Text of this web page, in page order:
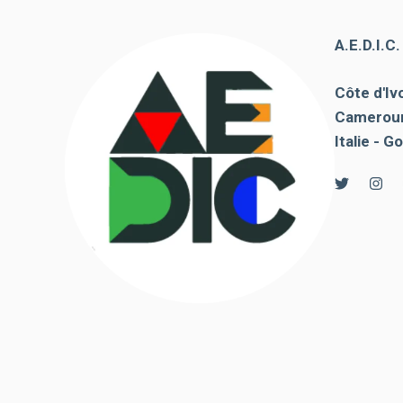
Côte
Italie -